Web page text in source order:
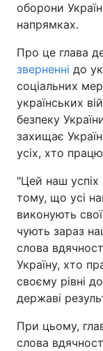
Економіка
Спорт
Техно і зв'язок
Зброя
Здоров'я
Екологія
Лонгріди
Відео з Youtube
Інтерв'ю
Архів
оборони
напрямках.
Про це глава
зверненні до
соціальних
українських
безпеку
захищає
усіх, хто
"Цей наш успіх
тому, що усі
виконують
чують зараз
слова
Україну, хто
своєму рівні
державі
При цьому,
слова